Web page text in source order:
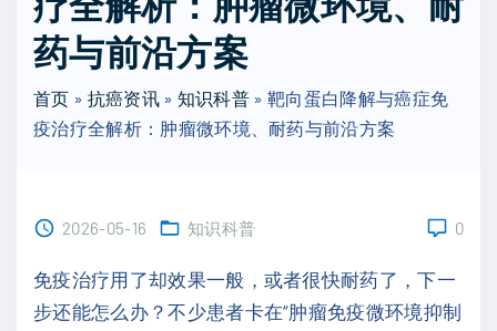
h
r
:
药与前沿方案
首页 » 抗癌资讯» 知识科普 »靶向蛋白降解与癌症免
疫治疗全解析：肿瘤微环境、耐药与前沿方案
2026-05-16 知识科普 0
免疫治疗用了却效果一般，或者很快耐药了，下一
步还能怎么办？不少患者卡在“肿瘤免疫微环境抑制